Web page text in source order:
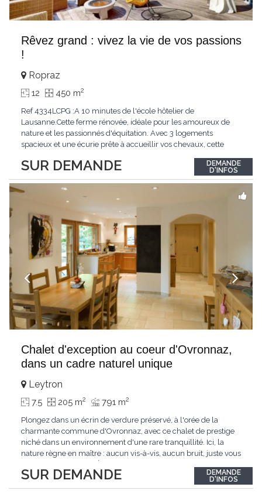
Rêvez grand : vivez la vie de vos passions
!
SUR DEMANDE
Ropraz
12 450 m2
Ref 4334LCPG :A 10 minutes de l'école hôtelier de
Lausanne.Cette ferme rénovée, idéale pour les amoureux de
nature et les passionnés d'équitation. Avec 3 logements
spacieux et une écurie prête à accueillir vos chevaux, cette
authentique et confort moderne. - 3 logements confortables :
duplex 2,5 pièces, duplex 4,5 pièces avec...
DEMANDE
D'INFOS
Chalet d'exception au coeur d'Ovronnaz,
dans un cadre naturel unique
SUR DEMANDE
Leytron
7.5 205 m2 791 m2
Plongez dans un écrin de verdure préservé, à l'orée de la
charmante commune d'Ovronnaz, avec ce chalet de prestige
niché dans un environnement d'une rare tranquillité. Ici, la
nature règne en maître : aucun vis-à-vis, aucun bruit, juste vous
par ses finitions de très haut standing et ses matériaux nobles.
Le bois de mélèze...
DEMANDE
D'INFOS